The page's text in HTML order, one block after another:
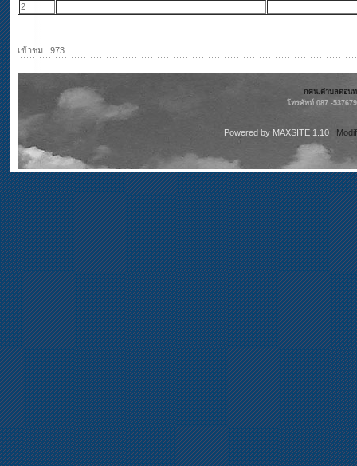
2
เข้าชม : 973
กศน.ตำบลดอนท
โทรศัพท์ 087 -
Powered by MAXSITE 1.10